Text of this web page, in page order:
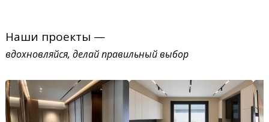
Наши проекты —
вдохновляйся, делай правильный выбор